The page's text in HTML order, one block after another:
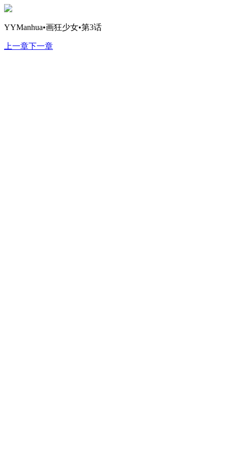
YYManhua•画狂少女•第3话
上一章下一章